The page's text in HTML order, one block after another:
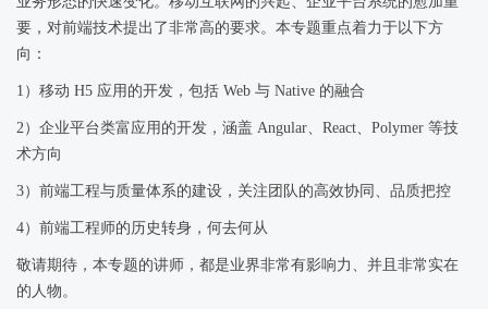
要，对前端技术提出了非常高的要求。本专题重点着力于以下方
向：
1）移动 H5 应用的开发，包括 Web 与 Native 的融合
2）企业平台类富应用的开发，涵盖 Angular、React、Polymer 等技
术方向
3）前端工程与质量体系的建设，关注团队的高效协同、品质把控
4）前端工程师的历史转身，何去何从
敬请期待，本专题的讲师，都是业界非常有影响力、并且非常实在
的人物。